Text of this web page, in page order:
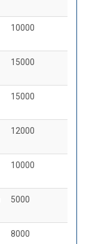
10000
15000
15000
12000
10000
5000
8000